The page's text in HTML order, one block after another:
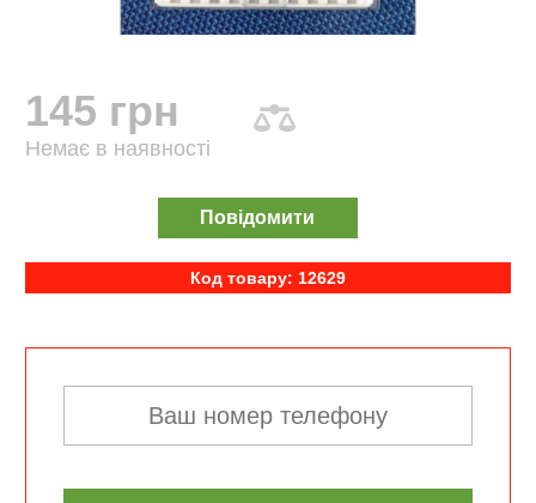
145 грн
Немає в наявності
Повідомити
Код товару: 12629